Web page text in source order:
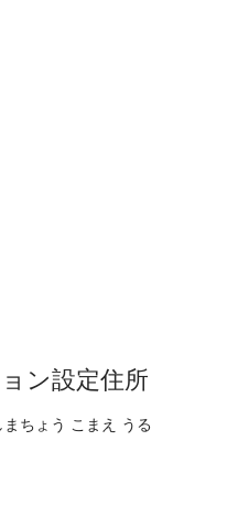
ン設定住所
ちょう こまえ うる